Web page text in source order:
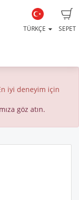
SEPET
TÜRKÇE
iyi deneyim için
göz atın.